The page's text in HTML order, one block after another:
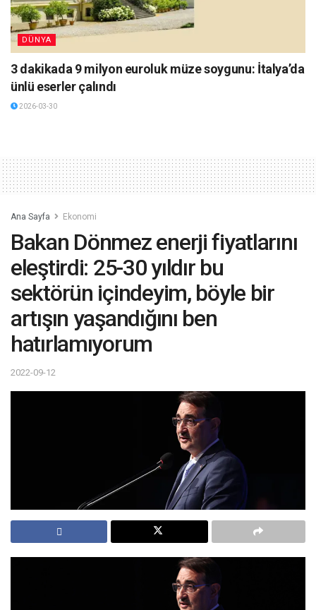
DÜNYA
3 dakikada 9 milyon euroluk müze soygunu: İtalya’da
ünlü eserler çalındı
2026-03-30
Ana Sayfa Ekonomi
Bakan Dönmez enerji fiyatlarını
eleştirdi: 25-30 yıldır bu
sektörün içindeyim, böyle bir
artışın yaşandığını ben
hatırlamıyorum
2022-09-12